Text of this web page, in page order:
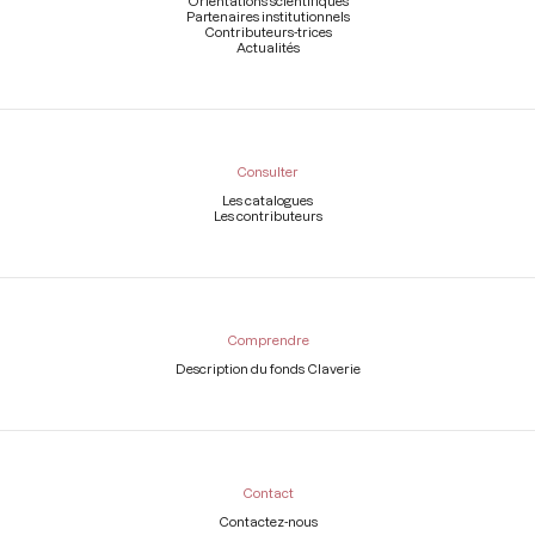
Partenaires institutionnels
Contributeurs-trices
Actualités
Consulter
Les catalogues
Les contributeurs
Comprendre
Description du fonds Claverie
Contact
Contactez-nous